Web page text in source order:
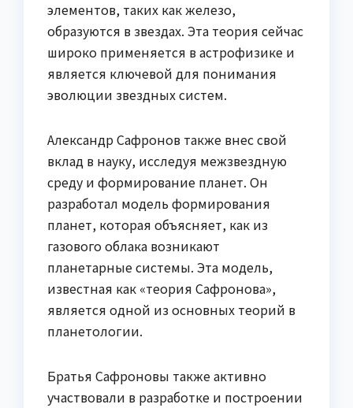
элементов, таких как железо,
образуются в звездах. Эта теория сейчас
широко применяется в астрофизике и
является ключевой для понимания
эволюции звездных систем.
Александр Сафронов также внес свой
вклад в науку, исследуя межзвездную
среду и формирование планет. Он
разработал модель формирования
планет, которая объясняет, как из
газового облака возникают
планетарные системы. Эта модель,
известная как «теория Сафронова»,
является одной из основных теорий в
планетологии.
Братья Сафроновы также активно
участвовали в разработке и построении